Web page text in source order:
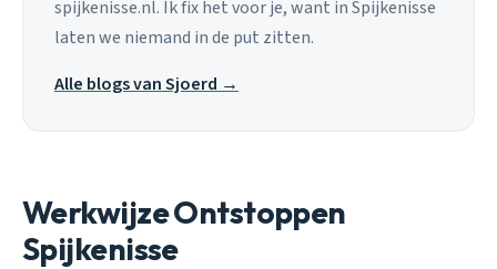
spijkenisse.nl. Ik fix het voor je, want in Spijkenisse
laten we niemand in de put zitten.
Alle blogs van Sjoerd →
Werkwijze Ontstoppen
Spijkenisse